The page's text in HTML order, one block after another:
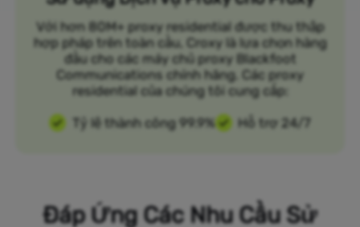
Với hơn 80M+ proxy residential được thu thập
hợp pháp trên toàn cầu, Croxy là lựa chọn hàng
đầu cho các máy chủ proxy Blackfoot
Communications chính hãng. Các proxy
residential của chúng tôi cung cấp:
Tỷ lệ thành công 99.9%
Hỗ trợ 24/7
Đáp Ứng Các Nhu Cầu Sử